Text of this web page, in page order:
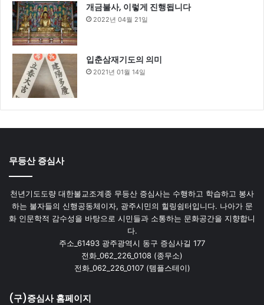
개금불사, 이렇게 진행됩니다
2022년 04월 21일
입춘삼재기도의 의미
2021년 01월 14일
무등산 증심사
천년기도도량 대한불교조계종 무등산 증심사는 수행하고 학습하고 봉사
하는 불자들의 신행공동체이자, 광주시민의 힐링쉼터입니다. 나아가 문
화 인문학적 감수성을 바탕으로 시민들과 소통하는 문화공간을 지향합니
다.
주소_61493 광주광역시 동구 증심사길 177
전화_062_226_0108 (종무소)
전화_062_226_0107 (템플스테이)
(구)증심사 홈페이지